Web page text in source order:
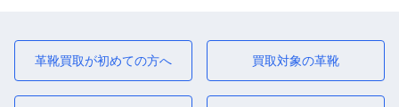
革靴買取が初めての方へ 買取対象の革靴